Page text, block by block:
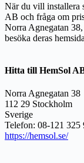
När du vill installera
AB och fråga om
Norra Agnegatan
besöka deras
Hitta till HemSol
Norra Agnegatan 38
112 29 Stockholm
Sverige
Telefon: 08-121 325
https://hemsol.se/